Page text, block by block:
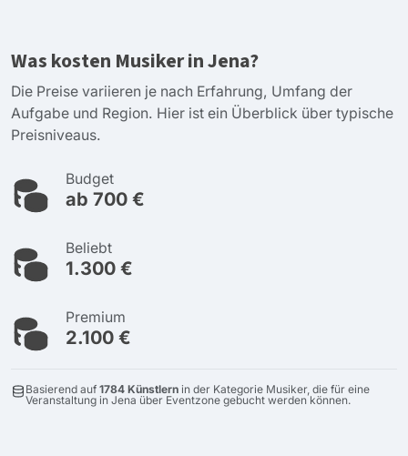
Was kosten Musiker in Jena?
Die Preise variieren je nach Erfahrung, Umfang der
Aufgabe und Region. Hier ist ein Überblick über typische
Preisniveaus.
Budget
ab 700 €
Beliebt
1.300 €
Premium
2.100 €
Basierend auf 1784 Künstlern in der Kategorie Musiker, die für eine
Veranstaltung in Jena über Eventzone gebucht werden können.